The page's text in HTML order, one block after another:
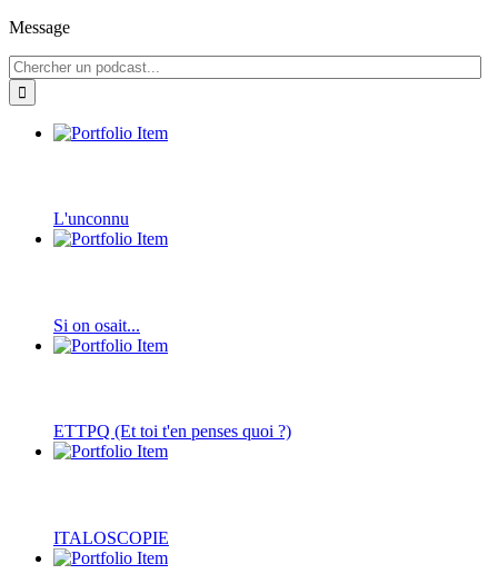
Message
L'unconnu
Si on osait...
ETTPQ (Et toi t'en penses quoi ?)
ITALOSCOPIE